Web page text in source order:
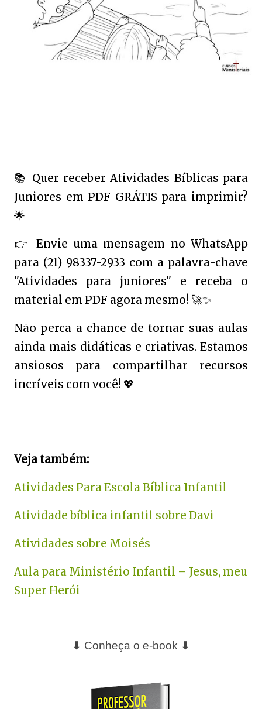
📚 Quer receber Atividades Bíblicas para
Juniores em PDF GRÁTIS para imprimir?
🌟
👉
Envie uma mensagem no WhatsApp
para (21) 98337-2933 com a palavra-chave
"Atividades para juniores" e receba o
material em PDF agora mesmo! 🚀✨
Não perca a chance de tornar suas aulas
ainda mais didáticas e criativas. Estamos
ansiosos para compartilhar recursos
incríveis com você! 💖
Veja também:
Atividades Para Escola Bíblica Infantil
Atividade bíblica infantil sobre Davi
Atividades sobre Moisés
Aula para Ministério Infantil – Jesus, meu
Super Herói
⬇ Conheça o e-book ⬇